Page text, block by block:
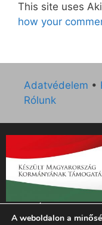
This site uses
how your
Adatvédelem •
Rólunk
„Az Új Ember
támogatását az
A weboldalon a